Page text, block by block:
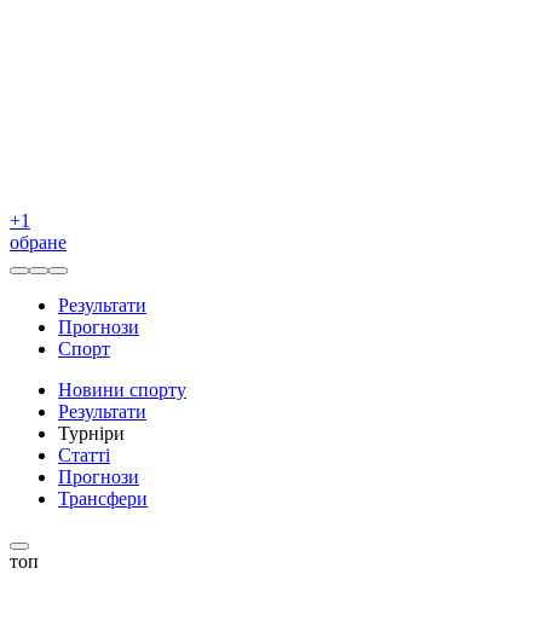
+1
обране
Результати
Прогнози
Спорт
Новини спорту
Результати
Турніри
Статті
Прогнози
Трансфери
топ